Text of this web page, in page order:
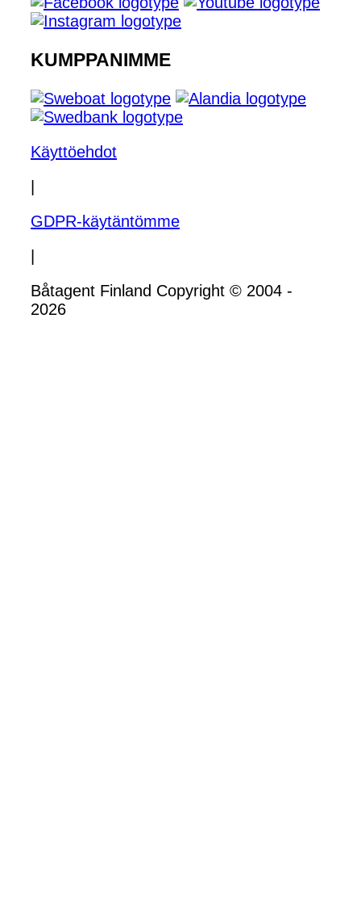
KUMPPANIMME
Käyttöehdot
GDPR-käytäntömme
Båtagent Finland Copyright © 2004 -
2026